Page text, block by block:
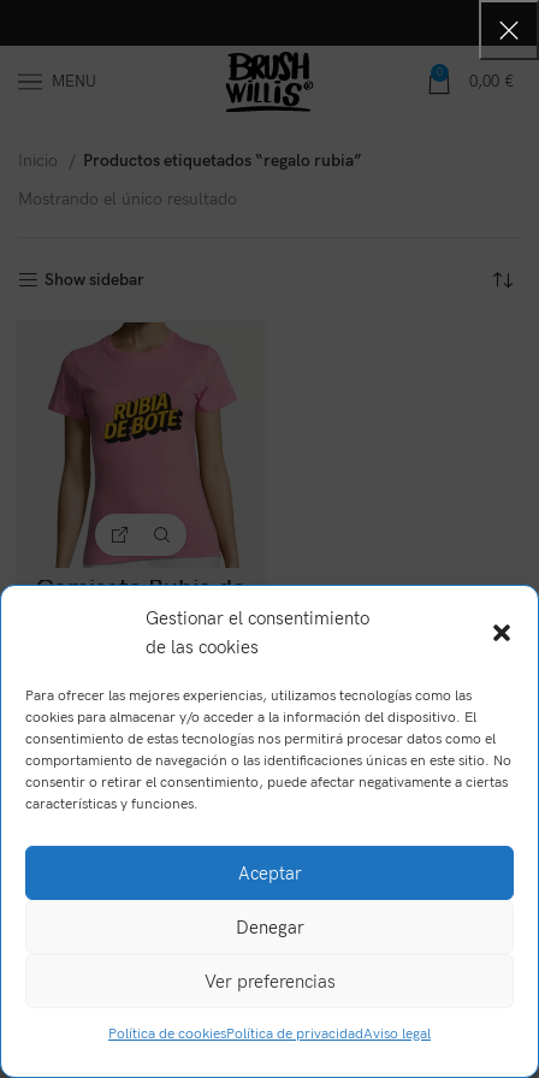
Gestionar el consentimiento
de las cookies
Para ofrecer las mejores experiencias, utilizamos tecnologías como las
cookies para almacenar y/o acceder a la información del dispositivo. El
consentimiento de estas tecnologías nos permitirá procesar datos como el
comportamiento de navegación o las identificaciones únicas en este sitio. No
consentir o retirar el consentimiento, puede afectar negativamente a ciertas
características y funciones.
Aceptar
Denegar
Ver preferencias
Política de cookiesPolítica de privacidadAviso legal
MENU 0 0,00 €
Inicio
Productos etiquetados “regalo rubia”
Mostrando el único resultado
Show sidebar
Camiseta Rubia de
bote
€
Brush Willis 2023Trabajo realizado por Wake Up! Creations.
0